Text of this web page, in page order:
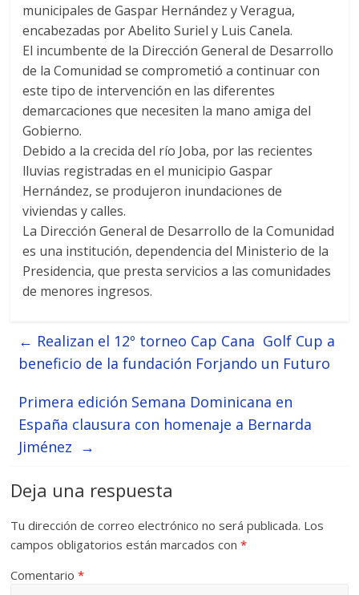
municipales de Gaspar Hernández y Veragua,
encabezadas por Abelito Suriel y Luis Canela.
El incumbente de la Dirección General de Desarrollo
de la Comunidad se comprometió a continuar con
este tipo de intervención en las diferentes
demarcaciones que necesiten la mano amiga del
Gobierno.
Debido a la crecida del río Joba, por las recientes
lluvias registradas en el municipio Gaspar
Hernández, se produjeron inundaciones de
viviendas y calles.
La Dirección General de Desarrollo de la Comunidad
es una institución, dependencia del Ministerio de la
Presidencia, que presta servicios a las comunidades
de menores ingresos.
← Realizan el 12º torneo Cap Cana Golf Cup a
beneficio de la fundación Forjando un Futuro
Primera edición Semana Dominicana en
España clausura con homenaje a Bernarda
Jiménez →
Deja una respuesta
Tu dirección de correo electrónico no será publicada. Los
campos obligatorios están marcados con*
Comentario*